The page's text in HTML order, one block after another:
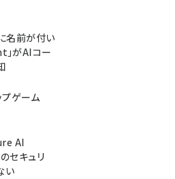
名前が付い
」がAIコー
プゲーム
AI
セキュリ
い